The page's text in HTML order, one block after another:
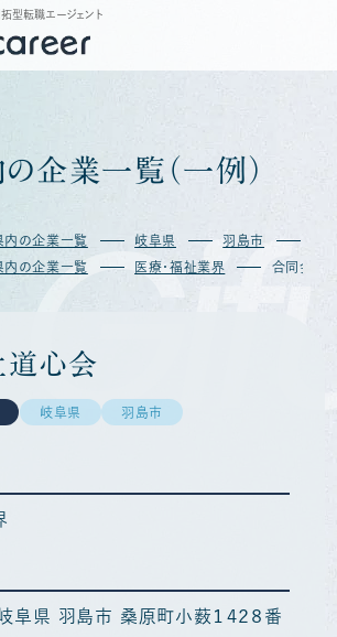
型転職エージェント
の企業一覧 （ 一例 ）
内の企業一覧 岐阜県 羽島市
内の企業一覧 医療・福祉業界 合同会社
道心会
岐阜県 羽島市
県 羽島市 桑原町小薮１４２８番